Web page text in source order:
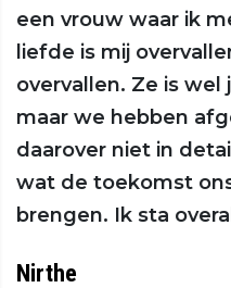
een vrouw waar ik
liefde is mij
overvallen. Ze is
maar we hebben
daarover niet in
wat de toekomst
brengen. Ik sta
Nirthe